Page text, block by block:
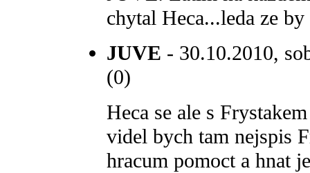
chytal Heca...leda ze
JUVE - 30.10.2010,
(0)
Heca se ale s
videl bych tam nejspis
hracum pomoct a hnat